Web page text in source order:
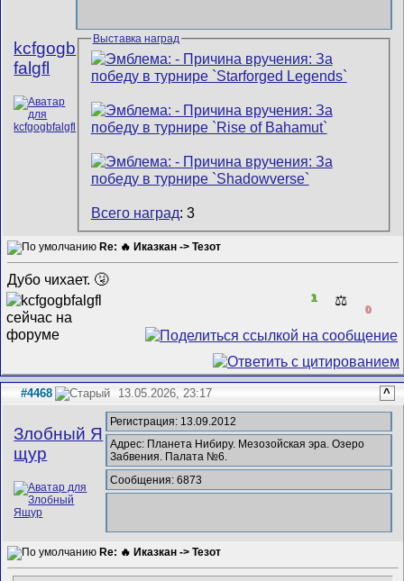
kcfgogb
falgfl
Выставка наград
Всего наград: 3
Re: 🔥 Иказкан -> Тезот
Дубо чихает. 🤧
1 ⚖️
0
#4468 13.05.2026, 23:17 ^
Злобный Я
щур
Регистрация: 13.09.2012
Адрес: Планета Нибиру. Мезозойская эра. Озеро
Забвения. Палата №6.
Сообщения: 6873
Re: 🔥 Иказкан -> Тезот